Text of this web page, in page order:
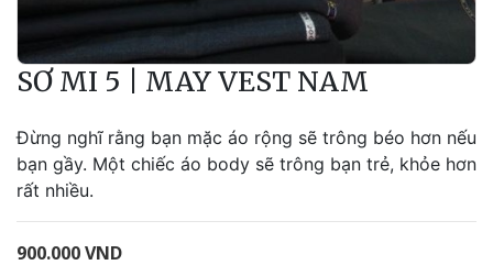
SƠ MI 5 | MAY VEST NAM
Đừng nghĩ rằng bạn mặc áo rộng sẽ trông béo hơn nếu
bạn gầy. Một chiếc áo body sẽ trông bạn trẻ, khỏe hơn
rất nhiều.
900.000 VND